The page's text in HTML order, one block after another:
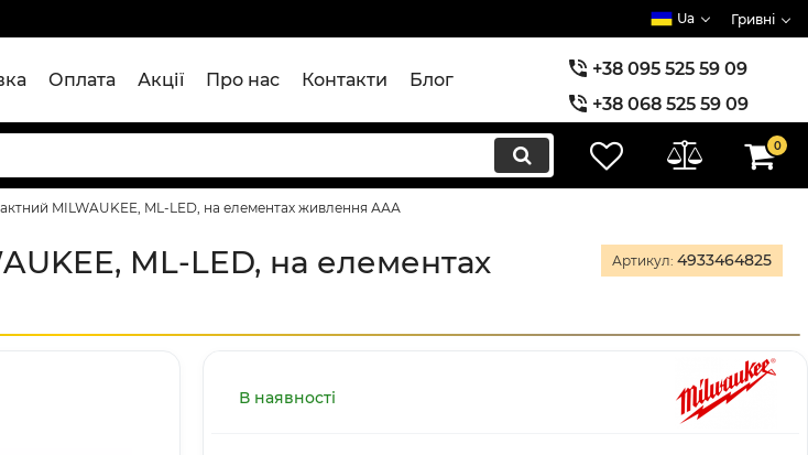
Ua Гривні
Оплата Акції Про нас Контакти Блог
+38 095 525 59 09
+38 068 525 59 09
+38 073 525 59 09
0
MILWAUKEE, ML-LED, на елементах живлення ААА
ML-LED, на елементах
Артикул: 4933464825
В наявності